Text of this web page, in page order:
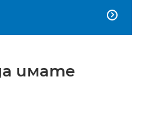

имате